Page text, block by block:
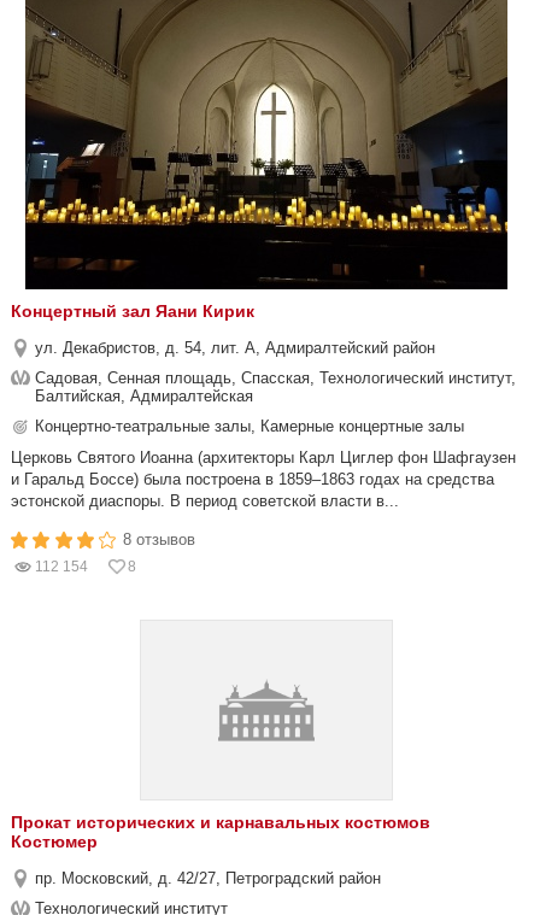
Концертный зал Яани Кирик
ул. Декабристов, д. 54, лит. А, Адмиралтейский район
Садовая, Сенная площадь, Спасская, Технологический институт,
Балтийская, Адмиралтейская
Концертно-театральные залы, Камерные концертные залы
Церковь Святого Иоанна (архитекторы Карл Циглер фон Шафгаузен
и Гаральд Боссе) была построена в 1859–1863 годах на средства
эстонской диаспоры. В период советской власти в...
8 отзывов
112 154 8
Прокат исторических и карнавальных костюмов
Костюмер
пр. Московский, д. 42/27, Петроградский район
Технологический институт